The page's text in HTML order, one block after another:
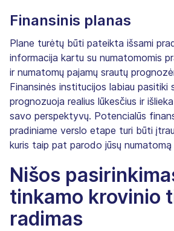
Finansinis planas
Plane turėtų būti pateikta išsami
informacija kartu su numatomomis
ir numatomų pajamų srautų
Finansinės institucijos labiau pasitiki
prognozuoja realius lūkesčius ir
savo perspektyvų. Potencialūs
pradiniame verslo etape turi būti
kuris taip pat parodo jūsų numatomą
Nišos
tinkamo krovinio
radimas